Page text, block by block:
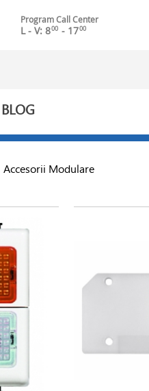
Program Call Center
L - V: 800 - 1700
BLOG
Accesorii Modulare